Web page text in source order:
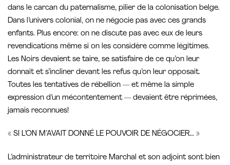
dans le carcan du paternalisme, pilier de la colonisation belge.
Dans l’univers colonial, on ne négocie pas avec ces grands
enfants. Plus encore: on ne discute pas avec eux de leurs
revendications même si on les considère comme légitimes.
Les Noirs devaient se taire, se satisfaire de ce qu’on leur
donnait et s’incliner devant les refus qu’on leur opposait.
Toutes les tentatives de rébellion — et même la simple
expression d’un mécontentement — devaient être réprimées,
jamais reconnues!
« SI L’ON M’AVAIT DONNÉ LE POUVOIR DE NÉGOCIER… »
L’administrateur de territoire Marchal et son adjoint sont bien